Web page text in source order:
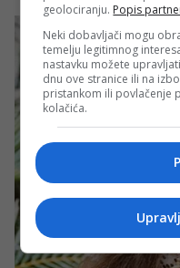
geolociranju. Popis
Neki dobavljači mogu
temelju legitimnog
nastavku možete
dnu ove stranice ili na
pristankom ili povlačenje
kolačića.